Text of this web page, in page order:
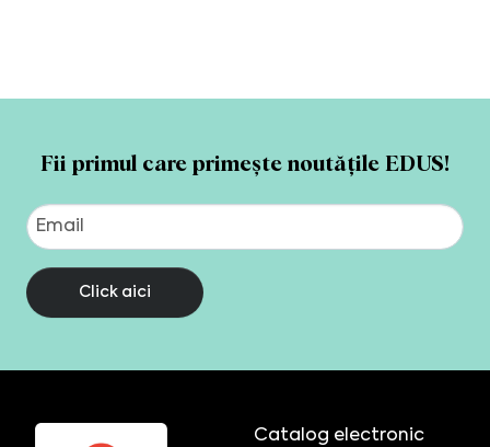
Fii primul care primește noutățile EDUS!
Click aici
Catalog electronic